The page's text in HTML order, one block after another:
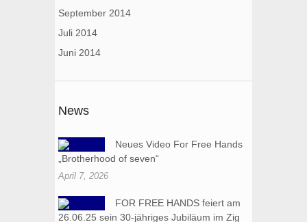
September 2014
Juli 2014
Juni 2014
News
Neues Video For Free Hands
„Brotherhood of seven“
April 7, 2026
FOR FREE HANDS feiert am
26.06.25 sein 30-jähriges Jubiläum im Zig